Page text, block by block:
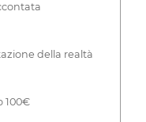
della realtà
100€